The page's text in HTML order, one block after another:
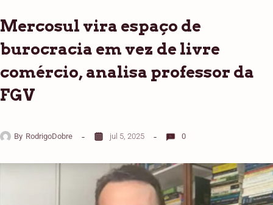
Mercosul vira espaço de
burocracia em vez de livre
comércio, analisa professor da
FGV
By RodrigoDobre jul 5, 2025 0